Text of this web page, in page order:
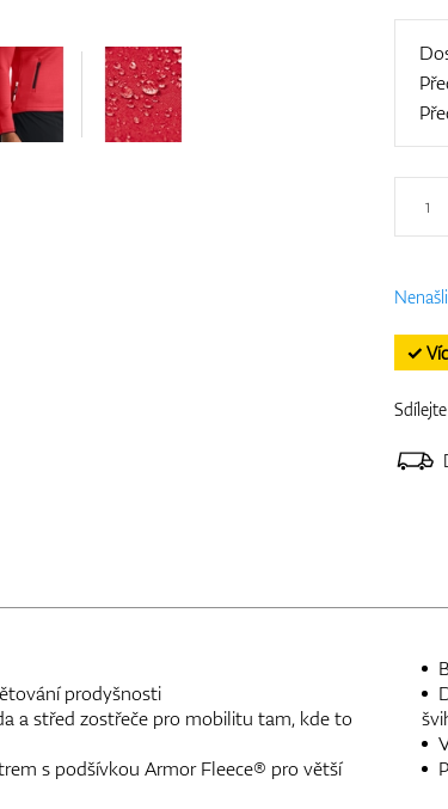
✓
prodyšnosti
a střed zostřeče pro mobilitu tam, kde to
s podšívkou Armor Fleece® pro větší